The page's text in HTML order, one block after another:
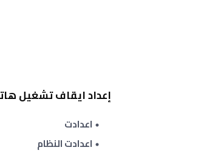
إعداد ايقاف تشغيل
اعدادت
اعدادت النظام